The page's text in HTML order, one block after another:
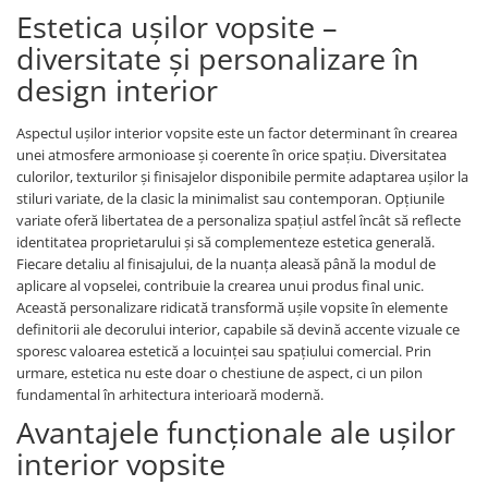
Estetica ușilor vopsite –
diversitate și personalizare în
design interior
Aspectul ușilor interior vopsite este un factor determinant în crearea
unei atmosfere armonioase și coerente în orice spațiu. Diversitatea
culorilor, texturilor și finisajelor disponibile permite adaptarea ușilor la
stiluri variate, de la clasic la minimalist sau contemporan. Opțiunile
variate oferă libertatea de a personaliza spațiul astfel încât să reflecte
identitatea proprietarului și să complementeze estetica generală.
Fiecare detaliu al finisajului, de la nuanța aleasă până la modul de
aplicare al vopselei, contribuie la crearea unui produs final unic.
Această personalizare ridicată transformă ușile vopsite în elemente
definitorii ale decorului interior, capabile să devină accente vizuale ce
sporesc valoarea estetică a locuinței sau spațiului comercial. Prin
urmare, estetica nu este doar o chestiune de aspect, ci un pilon
fundamental în arhitectura interioară modernă.
Avantajele funcționale ale ușilor
interior vopsite